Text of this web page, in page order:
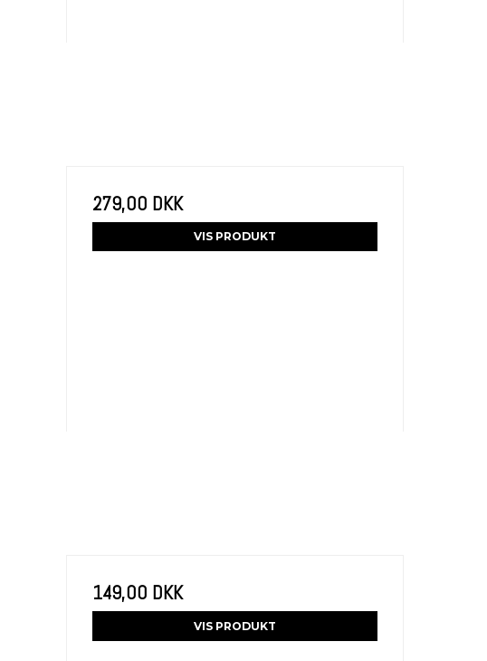
279,00 DKK
VIS PRODUKT
149,00 DKK
VIS PRODUKT